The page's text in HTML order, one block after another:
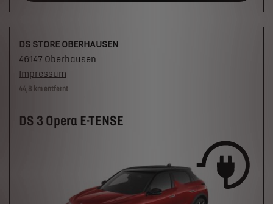
44,8 km entfernt
DS 3 Opera E-TENSE
DS STORE OBERHAUSEN
46147 Oberhausen
Impressum